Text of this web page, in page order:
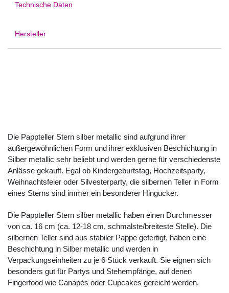
Technische Daten
Hersteller
Die Pappteller Stern silber metallic sind aufgrund ihrer
außergewöhnlichen Form und ihrer exklusiven Beschichtung in
Silber metallic sehr beliebt und werden gerne für verschiedenste
Anlässe gekauft. Egal ob Kindergeburtstag, Hochzeitsparty,
Weihnachtsfeier oder Silvesterparty, die silbernen Teller in Form
eines Sterns sind immer ein besonderer Hingucker.
Die Pappteller Stern silber metallic haben einen Durchmesser
von ca. 16 cm (ca. 12-18 cm, schmalste/breiteste Stelle). Die
silbernen Teller sind aus stabiler Pappe gefertigt, haben eine
Beschichtung in Silber metallic und werden in
Verpackungseinheiten zu je 6 Stück verkauft. Sie eignen sich
besonders gut für Partys und Stehempfänge, auf denen
Fingerfood wie Canapés oder Cupcakes gereicht werden.